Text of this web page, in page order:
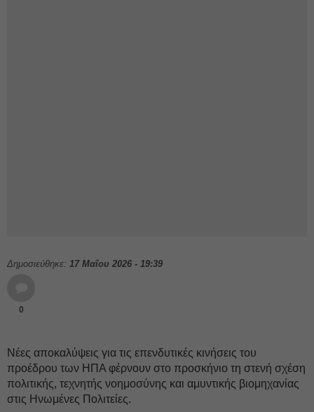
Δημοσιεύθηκε: 17 Μαΐου 2026 - 19:39
0
Νέες αποκαλύψεις για τις επενδυτικές κινήσεις του
προέδρου των ΗΠΑ φέρνουν στο προσκήνιο τη στενή σχέση
πολιτικής, τεχνητής νοημοσύνης και αμυντικής βιομηχανίας
στις Ηνωμένες Πολιτείες.